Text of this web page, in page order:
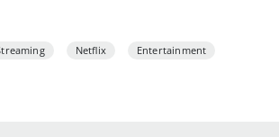
Netflix Entertainment